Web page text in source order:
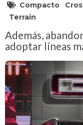
Compacto
Terrain
Además,
adoptar líneas